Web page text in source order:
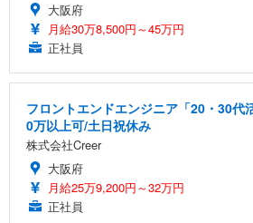
大阪府
月給30万8,500円～45万円
正社員
フロントエンドエンジニア「20・30代
0万以上可/土日祝休み
株式会社Creer
大阪府
月給25万9,200円～32万円
正社員